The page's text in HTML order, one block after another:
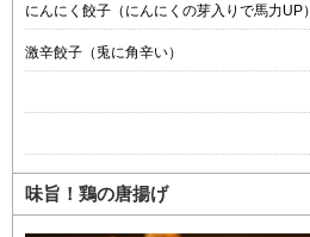
にんにく餃子（にんにくの芽入りで馬力UP）
激辛餃子（兎に角辛い）
味旨！鶏の唐揚げ